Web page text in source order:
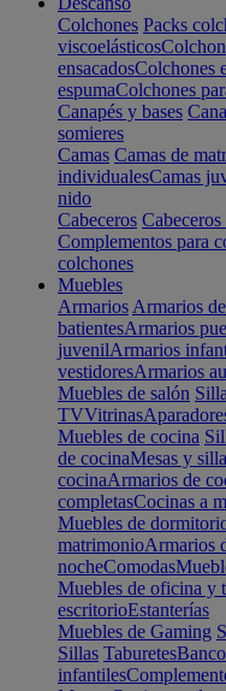
Colchones Packs
viscoelásticos
ensacadosColchones
espumaColchones
Canapés y bases
somieres
Camas Camas de
individualesCamas
nido
Cabeceros
Complementos para
colchones
Muebles
Armarios Armarios
batientesArmarios
juvenilArmarios
vestidoresArmarios
Muebles de salón
TVVitrinas
Muebles de cocina
de cocinaMesas y
cocinaArmarios de
completasCocinas a
Muebles de
matrimonioArmarios
nocheComodas
Muebles de oficina y
escritorioEstanterías
Muebles de Gaming
Sillas Taburetes
infantiles